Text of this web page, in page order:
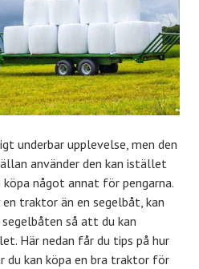
underbar upplevelse, men den
använder den kan istället
något annat för pengarna.
traktor än en segelbåt, kan
så att du kan
Här nedan får du tips på hur
du kan köpa en bra traktor för